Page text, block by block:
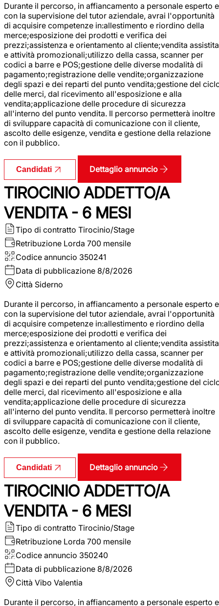
Durante il percorso, in affiancamento a personale esperto e
con la supervisione del tutor aziendale, avrai l'opportunità
di acquisire competenze in:allestimento e riordino della
merce;esposizione dei prodotti e verifica dei
prezzi;assistenza e orientamento al cliente;vendita assistita
e attività promozionali;utilizzo della cassa, scanner per
codici a barre e POS;gestione delle diverse modalità di
pagamento;registrazione delle vendite;organizzazione
degli spazi e dei reparti del punto vendita;gestione del
delle merci, dal ricevimento all'esposizione e alla
vendita;applicazione delle procedure di sicurezza
all'interno del punto vendita. Il percorso permetterà inoltre
di sviluppare capacità di comunicazione con il cliente,
ascolto delle esigenze, vendita e gestione della relazione
con il pubblico.
Candidati Dettaglio annuncio
TIROCINIO ADDETTO/A
VENDITA - 6 MESI
Tipo di contratto Tirocinio/Stage
Retribuzione Lorda 700 mensile
Codice annuncio 350241
Data di pubblicazione 8/8/2026
Città Siderno
Durante il percorso, in affiancamento a personale esperto e
con la supervisione del tutor aziendale, avrai l'opportunità
di acquisire competenze in:allestimento e riordino della
merce;esposizione dei prodotti e verifica dei
prezzi;assistenza e orientamento al cliente;vendita assistita
e attività promozionali;utilizzo della cassa, scanner per
codici a barre e POS;gestione delle diverse modalità di
pagamento;registrazione delle vendite;organizzazione
degli spazi e dei reparti del punto vendita;gestione del
delle merci, dal ricevimento all'esposizione e alla
vendita;applicazione delle procedure di sicurezza
all'interno del punto vendita. Il percorso permetterà inoltre
di sviluppare capacità di comunicazione con il cliente,
ascolto delle esigenze, vendita e gestione della relazione
con il pubblico.
Candidati Dettaglio annuncio
TIROCINIO ADDETTO/A
VENDITA - 6 MESI
Tipo di contratto Tirocinio/Stage
Retribuzione Lorda 700 mensile
Codice annuncio 350240
Data di pubblicazione 8/8/2026
Città Vibo Valentia
Durante il percorso, in affiancamento a personale esperto e